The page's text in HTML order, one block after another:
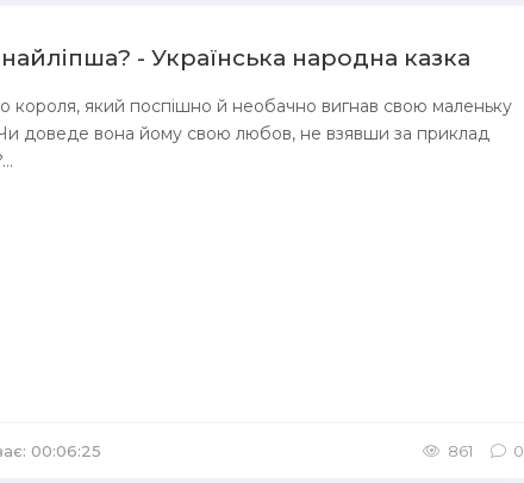
- Українська народна казка
короля, який поспішно й необачно вигнав свою маленьку
доведе вона йому свою любов, не взявши за приклад
00:06:25 861 0